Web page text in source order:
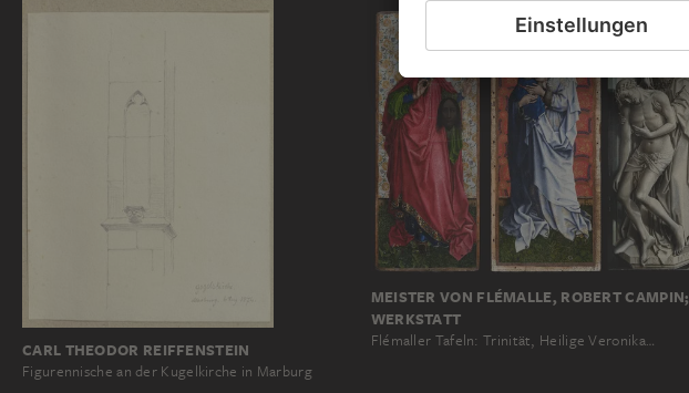
CARL THEODOR REIFFENSTEIN
Figurennische an der Kugelkirche in Marburg
MEISTER VON FLÉMALLE, ROBERT CAMPIN;
WERKSTATT
Flémaller Tafeln: Trinität, Heilige Veronika…